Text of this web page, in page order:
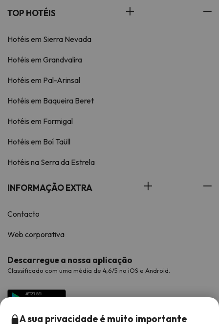
TOP HOTÉIS
Hotéis em Sierra Nevada
Hotéis em Grandvalira
Hotéis em Pal-Arinsal
Hotéis em Baqueira Beret
Hotéis em Formigal
Hotéis em Boí Taüll
Hotéis na Serra da Estrela
INFORMAÇÃO EXTRA
Contacto
Web corporativa
Descarregue a nossa aplicação
Classificado com uma média de 4,6/5 no iOS e Android.
A sua privacidade é muito importante